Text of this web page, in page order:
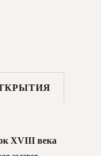
XVIII века